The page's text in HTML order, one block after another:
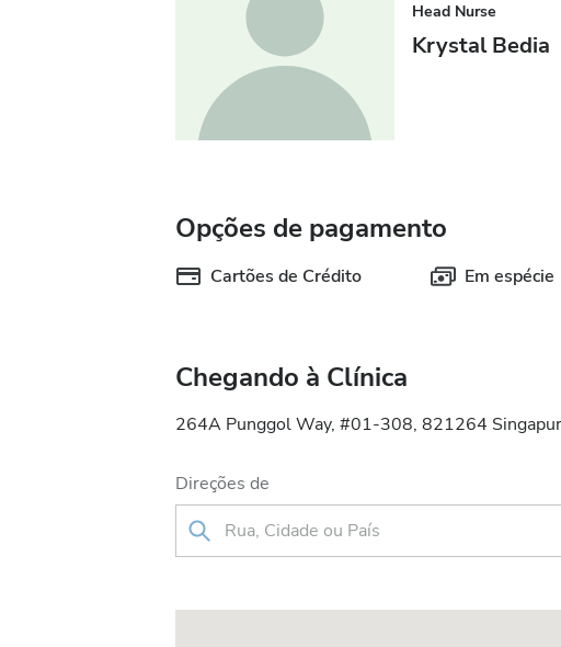
Head Nurse
Krystal Bedia
Opções de pagamento
Cartões de Crédito Em espécie
Chegando à Clínica
264A Punggol Way, #01-308, 821264
Direções de